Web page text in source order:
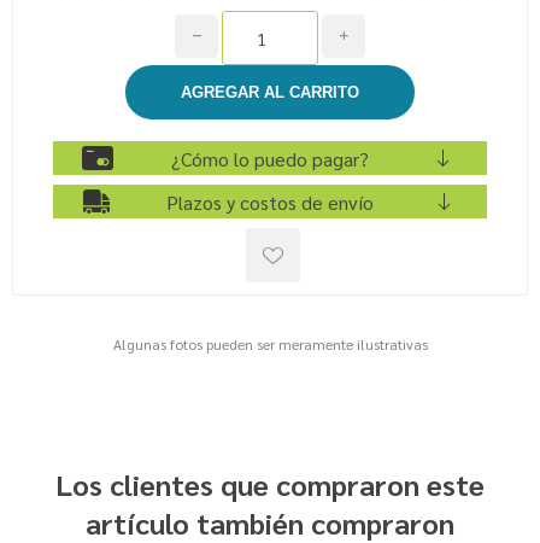
i
h
¿Cómo lo puedo pagar?
Plazos y costos de envío
Algunas fotos pueden ser meramente ilustrativas
Los clientes que compraron este
artículo también compraron